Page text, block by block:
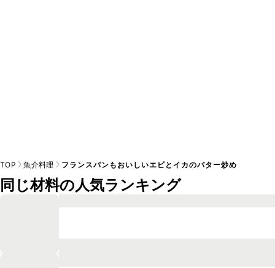
TOP 魚介料理 フランスパンもおいしいエビとイカのバター炒め
同じ材料の人気ランキング